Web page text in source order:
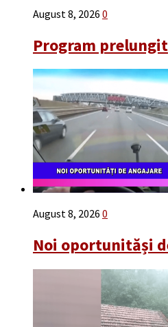
August 8, 2026 0
Program prelungit
August 8, 2026 0
Noi oportunităși